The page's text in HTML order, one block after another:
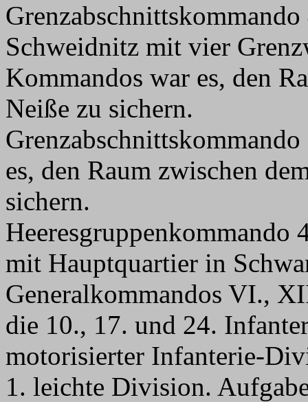
Schweidnitz mit vier
Kommandos war es, den
Neiße zu sichern.
es, den Raum zwischen
sichern.
Heeresgruppenkommando
mit Hauptquartier in
Generalkommandos VI.,
die 10., 17. und 24.
motorisierter Infanterie-
1. leichte Division.